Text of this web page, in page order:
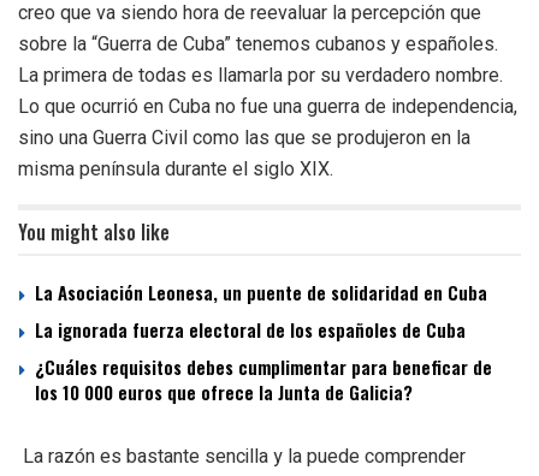
creo que va siendo hora de reevaluar la percepción que
sobre la “Guerra de Cuba” tenemos cubanos y españoles.
La primera de todas es llamarla por su verdadero nombre.
Lo que ocurrió en Cuba no fue una guerra de independencia,
sino una Guerra Civil como las que se produjeron en la
misma península durante el siglo XIX.
You might also like
La Asociación Leonesa, un puente de solidaridad en Cuba
La ignorada fuerza electoral de los españoles de Cuba
¿Cuáles requisitos debes cumplimentar para beneficar de
los 10 000 euros que ofrece la Junta de Galicia?
La razón es bastante sencilla y la puede comprender